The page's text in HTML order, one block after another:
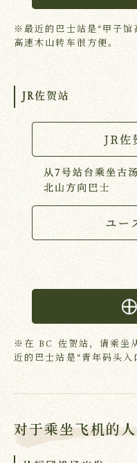
※最近的巴士站是“甲子馆
高速木山转车很方便。
JR佐贺站
※在 BC 佐贺站，请乘坐
近的巴士站是“青年码头入
对于乘坐飞机的人